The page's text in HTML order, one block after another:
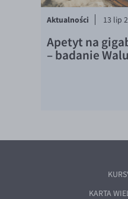
Aktualności 13 lip
Apetyt na
– badanie
KARTA